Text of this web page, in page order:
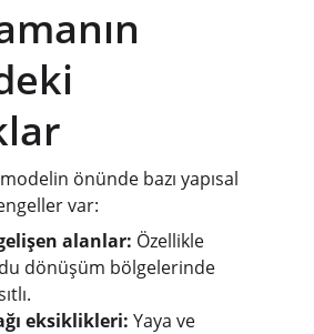
önünde bazı yapısal
var:
alanlar: Özellikle
dönüşüm bölgelerinde
eksiklikleri: Yaya ve